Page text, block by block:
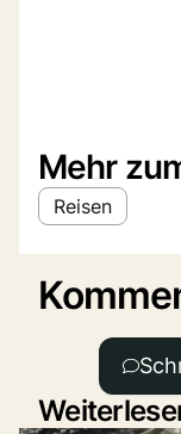
Mehr
Reisen